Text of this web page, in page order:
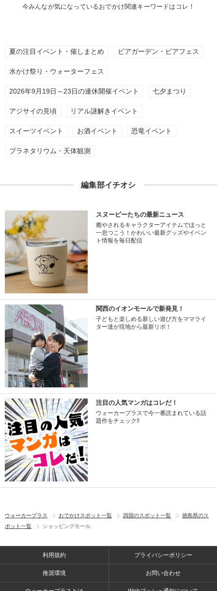
今みんなが気になっているおでかけ関連キーワードはコレ！
夏の注目イベント・催しまとめ ビアガーデン・ビアフェス
水かけ祭り・ウォーターフェス
2026年9月19日～23日の連休開催イベント 七夕まつり
アジサイの見頃 リアル謎解きイベント
スイーツイベント お酒イベント 恐竜イベント
プラネタリウム・天体観測
編集部イチオシ
スヌーピーたちの最新ニュース
癒やされるキャラクターアイテムでほっと
一息つこう！かわいい最新グッズやイベン
ト情報を毎日配信
関西のイオンモールで新発見！
子どもと楽しめる新しい遊び方をママライ
ター達が現地から最新リポ！
注目の人気マンガはコレだ！
ウォーカープラスで今一番読まれている話
題作をチェック!!
ウォーカープラス おでかけスポット一覧 四国のスポット一覧
徳島県のス
ポット一覧
ショッピングモール
利用規約 プライバシーポリシー
推奨環境 お問い合わせ